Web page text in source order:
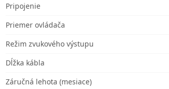
Pripojenie
Priemer ovládača
Režim zvukového výstupu
Dĺžka kábla
Záručná lehota (mesiace)